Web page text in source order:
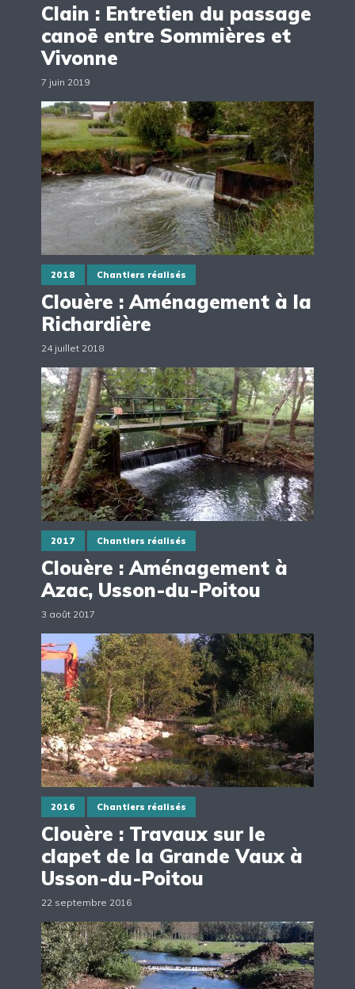
Clain : Entretien du passage
canoë entre Sommières et
Vivonne
7 juin 2019
2018 Chantiers réalisés
Clouère : Aménagement à la
Richardière
24 juillet 2018
2017 Chantiers réalisés
Clouère : Aménagement à
Azac, Usson-du-Poitou
3 août 2017
2016 Chantiers réalisés
Clouère : Travaux sur le
clapet de la Grande Vaux à
Usson-du-Poitou
22 septembre 2016